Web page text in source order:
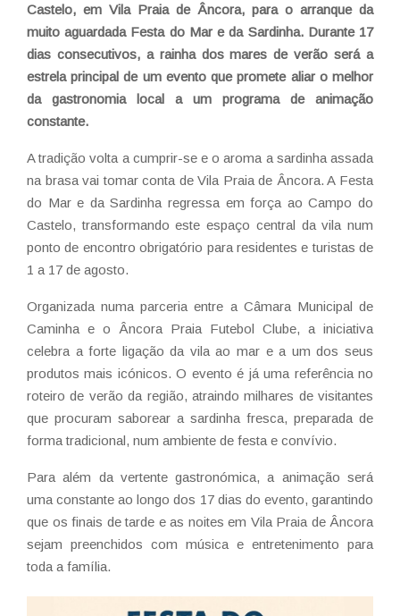
Castelo, em Vila Praia de Âncora, para o arranque da
muito aguardada Festa do Mar e da Sardinha. Durante 17
dias consecutivos, a rainha dos mares de verão será a
estrela principal de um evento que promete aliar o melhor
da gastronomia local a um programa de animação
constante.
A tradição volta a cumprir-se e o aroma a sardinha assada
na brasa vai tomar conta de Vila Praia de Âncora. A Festa
do Mar e da Sardinha regressa em força ao Campo do
Castelo, transformando este espaço central da vila num
ponto de encontro obrigatório para residentes e turistas de
1 a 17 de agosto.
Organizada numa parceria entre a Câmara Municipal de
Caminha e o Âncora Praia Futebol Clube, a iniciativa
celebra a forte ligação da vila ao mar e a um dos seus
produtos mais icónicos. O evento é já uma referência no
roteiro de verão da região, atraindo milhares de visitantes
que procuram saborear a sardinha fresca, preparada de
forma tradicional, num ambiente de festa e convívio.
Para além da vertente gastronómica, a animação será
uma constante ao longo dos 17 dias do evento, garantindo
que os finais de tarde e as noites em Vila Praia de Âncora
sejam preenchidos com música e entretenimento para
toda a família.